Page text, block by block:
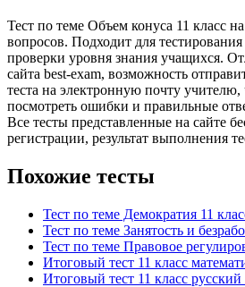
Тест по теме Объем конуса 11 класс
вопросов. Подходит для
проверки уровня знания учащихся.
сайта best-exam, возможность
теста на электронную почту
посмотреть ошибки и правильные
Все тесты представленные на сайте
регистрации, результат выполнения
Похожие тесты
Тест по теме Демократия 11
Тест по теме Занятость и
Тест по теме Правовое
Итоговый тест 11 класс
Итоговый тест 11 класс русский